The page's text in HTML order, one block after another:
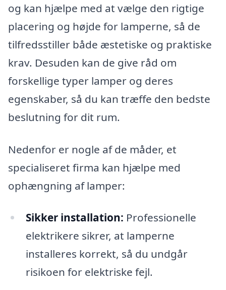
og kan hjælpe med at vælge den rigtige
placering og højde for lamperne, så de
tilfredsstiller både æstetiske og praktiske
krav. Desuden kan de give råd om
forskellige typer lamper og deres
egenskaber, så du kan træffe den bedste
beslutning for dit rum.
Nedenfor er nogle af de måder, et
specialiseret firma kan hjælpe med
ophængning af lamper:
Sikker installation: Professionelle
elektrikere sikrer, at lamperne
installeres korrekt, så du undgår
risikoen for elektriske fejl.